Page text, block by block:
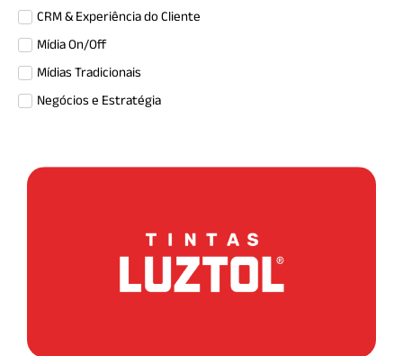
CRM & Experiência do Cliente
Mídia On/Off
Mídias Tradicionais
Negócios e Estratégia